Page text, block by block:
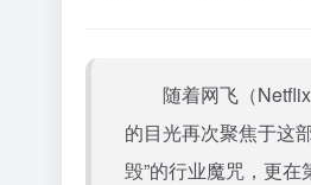
随着网飞（Netflix
的目光再次聚焦于这
毁”的行业魔咒，更在